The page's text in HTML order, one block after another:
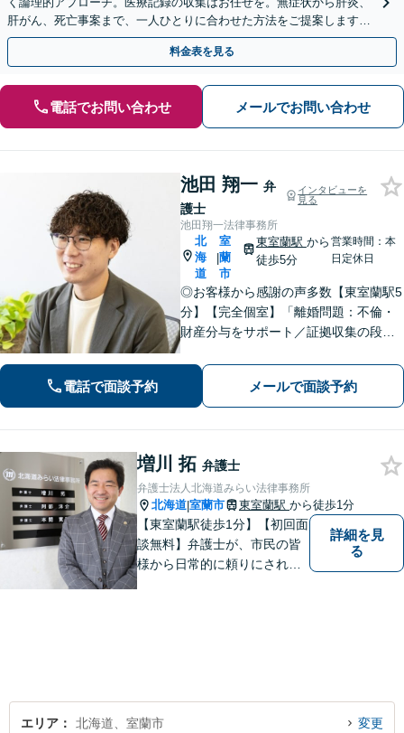
肝がん、死亡事案まで、一人ひとりに合わせた方法をご提案します。
手続きの負担を減らし、権利を守ります。
料金表を見る
電話でお問い合わせ メールでお問い合わせ
池田 翔一 弁
護士
インタビューを
見る
池田翔一法律事務所
北
海
道
|
室
蘭
市
東室蘭駅 から
徒歩5分
営業時間：本
日定休日
◎お客様から感謝の声多数【東室蘭駅5
分】【完全個室】「離婚問題：不倫・
財産分与をサポート／証拠収集の段階
的なアプローチ」「相続問題：幅広い
相続問題に対応できる豊富な経験」適
切な公正証書遺言を作成【行政書士資
格保有】
電話で面談予約 メールで面談予約
増川 拓 弁護士
弁護士法人北海道みらい法律事務所
北海道|室蘭市 東室蘭駅 から徒歩1分
【東室蘭駅徒歩1分】【初回面
談無料】弁護士が、市民の皆
様から日常的に頼りにされる
詳細を見
る
エリア 北海道、室蘭市 変更